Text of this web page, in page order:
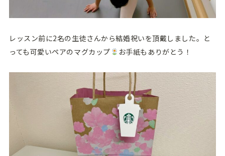
レッスン前に2名の生徒さんから結婚祝いを頂戴しました。と
っても可愛いペアのマグカップ
お手紙もありがとう！